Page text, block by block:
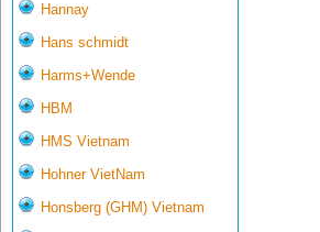
Hannay
Hans schmidt
Harms+Wende
HBM
HMS Vietnam
Hohner VietNam
Honsberg (GHM) Vietnam